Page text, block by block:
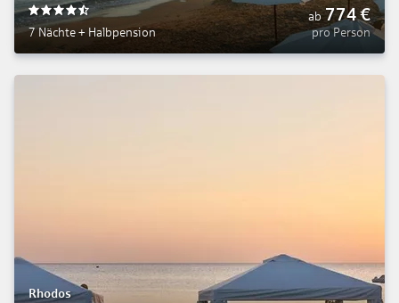
4.5
7 Nächte + Halbpension
ab 774€
pro Person
Rhodos